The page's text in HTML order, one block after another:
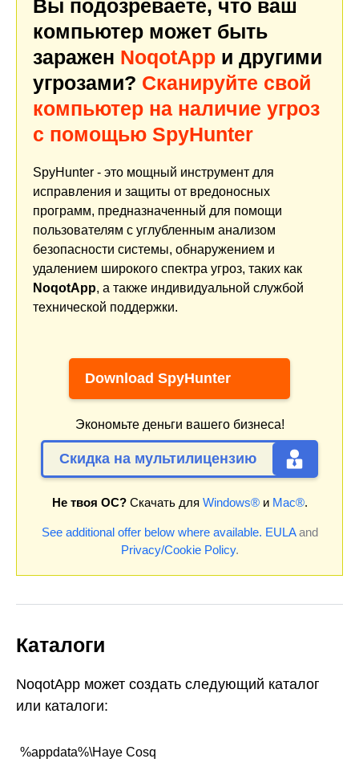
Вы подозреваете, что ваш
компьютер может быть
заражен NoqotApp и другими
угрозами? Сканируйте свой
компьютер на наличие угроз
с помощью SpyHunter
SpyHunter - это мощный инструмент для
исправления и защиты от вредоносных
программ, предназначенный для помощи
пользователям с углубленным анализом
безопасности системы, обнаружением и
удалением широкого спектра угроз, таких как
NoqotApp, а также индивидуальной службой
технической поддержки.
Download SpyHunter
Экономьте деньги вашего бизнеса!
Скидка на мультилицензию
Не твоя ОС?Скачать для Windows®и Mac®.
See additional offer below where available. EULAand
Privacy/Cookie Policy.
Каталоги
NoqotApp может создать следующий каталог
или каталоги:
%appdata%\Haye Cosq